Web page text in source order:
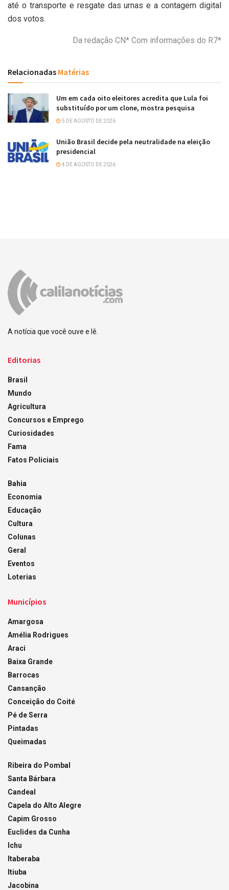
até o transporte e resgate das urnas e a contagem digital
dos votos.
Da redação CN* Com informações do R7*
Relacionadas Matérias
Um em cada oito eleitores acredita que Lula foi
substituído por um clone, mostra pesquisa
5 DE AGOSTO DE 2026
União Brasil decide pela neutralidade na eleição
presidencial
4 DE AGOSTO DE 2026
A notícia que você ouve e lê.
Editorias
Brasil
Mundo
Agricultura
Concursos e Emprego
Curiosidades
Fama
Fatos Policiais
Bahia
Economia
Educação
Cultura
Colunas
Geral
Eventos
Loterias
Municípios
Amargosa
Amélia Rodrigues
Araci
Baixa Grande
Barrocas
Cansanção
Conceição do Coité
Pé de Serra
Pintadas
Queimadas
Ribeira do Pombal
Santa Bárbara
Candeal
Capela do Alto Alegre
Capim Grosso
Euclides da Cunha
Ichu
Itaberaba
Itiuba
Jacobina